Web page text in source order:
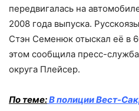
передвигалась на
2008 года выпуска.
Стэн Семенюк отыскал её в
этом сообщила пресс-
округа Плейсер.
По теме:В полиции Вест-